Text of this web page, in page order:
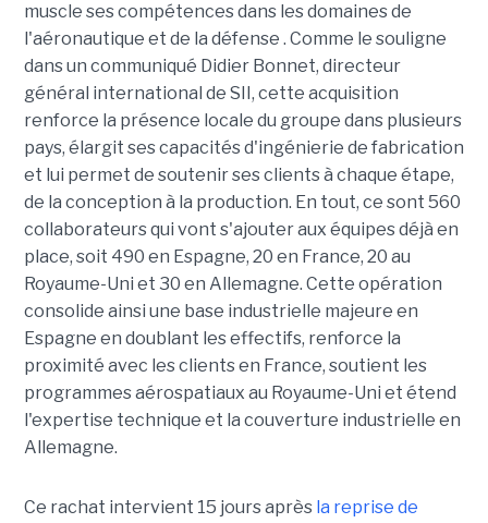
muscle ses compétences dans les domaines de
l'aéronautique et de la défense . Comme le souligne
dans un communiqué Didier Bonnet, directeur
général international de SII, cette acquisition
renforce la présence locale du groupe dans plusieurs
pays, élargit ses capacités d'ingénierie de fabrication
et lui permet de soutenir ses clients à chaque étape,
de la conception à la production. En tout, ce sont 560
collaborateurs qui vont s'ajouter aux équipes déjà en
place, soit 490 en Espagne, 20 en France, 20 au
Royaume-Uni et 30 en Allemagne. Cette opération
consolide ainsi une base industrielle majeure en
Espagne en doublant les effectifs, renforce la
proximité avec les clients en France, soutient les
programmes aérospatiaux au Royaume-Uni et étend
l'expertise technique et la couverture industrielle en
Allemagne.
Ce rachat intervient 15 jours après la reprise de